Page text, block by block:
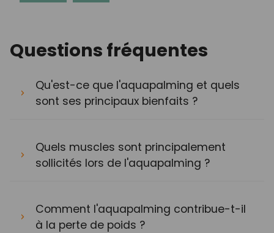
Questions fréquentes
Qu'est-ce que l'aquapalming et quels
sont ses principaux bienfaits ?
Quels muscles sont principalement
sollicités lors de l'aquapalming ?
Comment l'aquapalming contribue-t-il
à la perte de poids ?